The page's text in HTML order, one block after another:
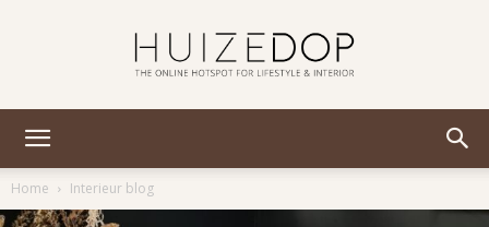
Home
Interieur blog